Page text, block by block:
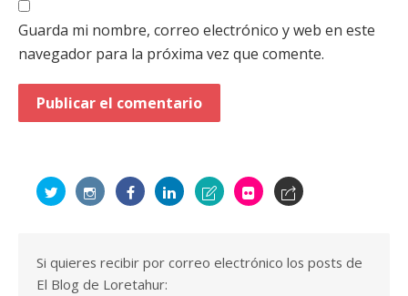
Guarda mi nombre, correo electrónico y web en este
navegador para la próxima vez que comente.
Si quieres recibir por correo electrónico los posts de
El Blog de Loretahur: